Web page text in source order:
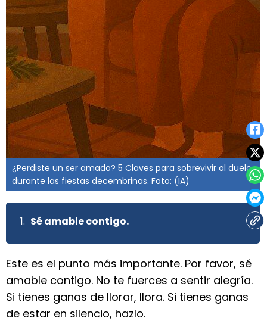
¿Perdiste un ser amado? 5 Claves para sobrevivir al duelo
durante las fiestas decembrinas. Foto: (IA)
Sé amable contigo.
Este es el punto más importante. Por favor, sé
amable contigo. No te fuerces a sentir alegría.
Si tienes ganas de llorar, llora. Si tienes ganas
de estar en silencio, hazlo.